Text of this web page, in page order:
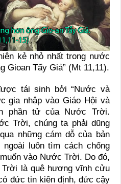
kẻ nhỏ nhất trong nước
Gioan Tẩy Giả” (Mt 11,11).
tái sinh bởi “Nước và
gia nhập vào Giáo Hội và
phần tử của Nước Trời.
Trời, chúng ta phải dũng
những cám dỗ của bản
luôn tìm cách chống
vào Nước Trời. Do đó,
là quê hương vĩnh cửu
đức tin kiên định, đức cậy